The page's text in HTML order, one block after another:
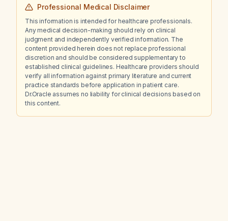
Professional Medical Disclaimer
This information is intended for healthcare professionals.
Any medical decision-making should rely on clinical
judgment and independently verified information. The
content provided herein does not replace professional
discretion and should be considered supplementary to
established clinical guidelines. Healthcare providers should
verify all information against primary literature and current
practice standards before application in patient care.
Dr.Oracle assumes no liability for clinical decisions based on
this content.